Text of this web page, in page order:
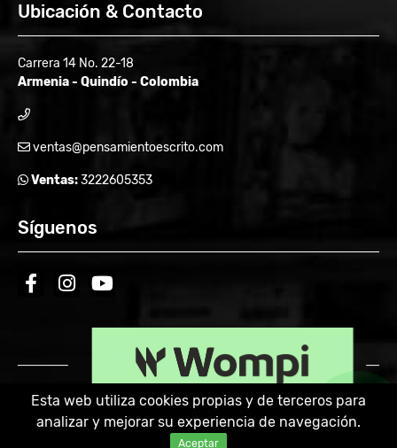
Ubicación & Contacto
Carrera 14 No. 22-18
Armenia - Quindío - Colombia
ventas@pensamientoescrito.com
Ventas:3222605353
Síguenos
facebookinstagramyoutube
Powered by:
Esta web utiliza cookies propias y de terceros para
analizar y mejorar su experiencia de navegación.
Aceptar